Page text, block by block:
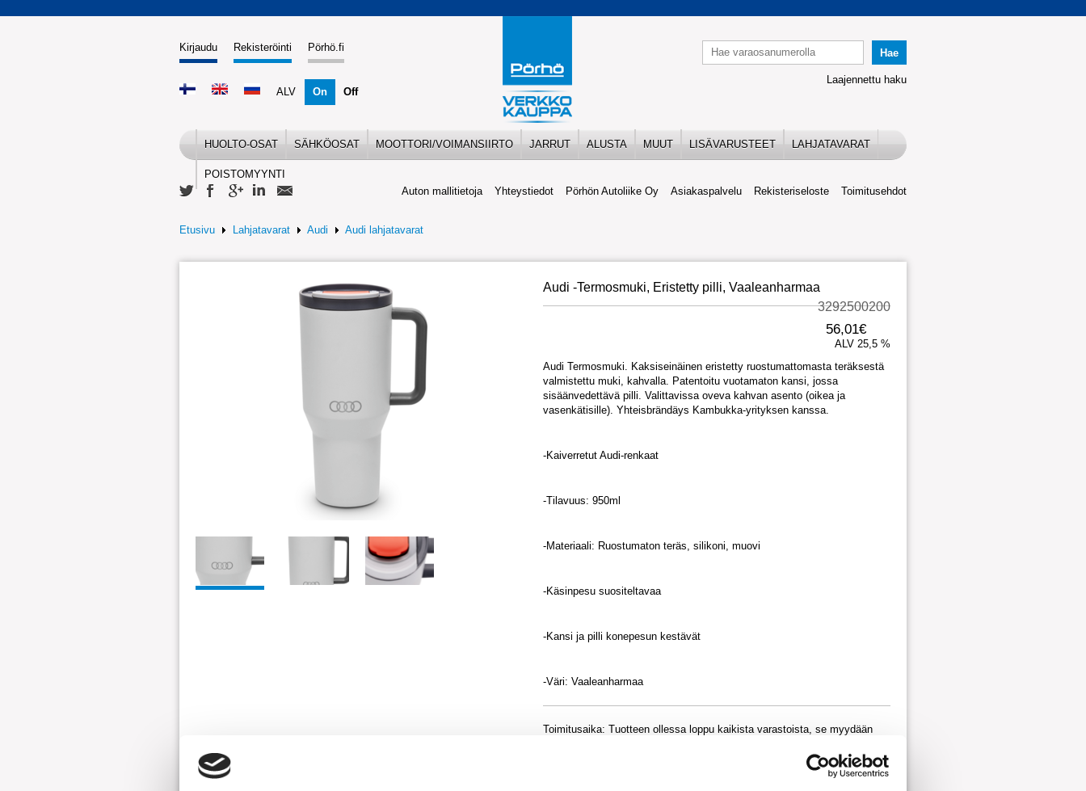
Kirjaudu Rekisteröinti Pörhö.fi
ALV On Off
Laajennettu haku
HUOLTO-OSAT SÄHKÖOSAT MOOTTORI/VOIMANSIIRTO JARRUT ALUSTA MUUT LISÄVARUSTEET LAHJATAVARAT
POISTOMYYNTI
Auton mallitietoja
Yhteystiedot Pörhön Autoliike Oy Asiakaspalvelu Rekisteriseloste Toimitusehdot
Etusivu Lahjatavarat Audi Audi lahjatavarat
Audi -Termosmuki, Eristetty pilli, Vaaleanharmaa
3292500200
56,01€
ALV 25,5 %
Audi Termosmuki. Kaksiseinäinen eristetty ruostumattomasta teräksestä
valmistettu muki, kahvalla. Patentoitu vuotamaton kansi, jossa
sisäänvedettävä pilli. Valittavissa oveva kahvan asento (oikea ja
vasenkätisille). Yhteisbrändäys Kambukka-yrityksen kanssa.
-Kaiverretut Audi-renkaat
-Tilavuus: 950ml
-Materiaali: Ruostumaton teräs, silikoni, muovi
-Käsinpesu suositeltavaa
-Kansi ja pilli konepesun kestävät
-Väri: Vaaleanharmaa
Toimitusaika: Tuotteen ollessa loppu kaikista varastoista, se myydään
jälkitoimitustilanteissa noin 1,5 viikkoa. Poikkeavissa tapauksissa